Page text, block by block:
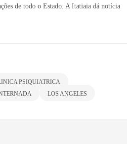
de todo o Estado. A Itatiaia dá notícia
PSIQUIATRICA
LOS ANGELES